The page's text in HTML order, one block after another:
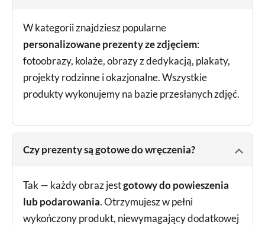
W kategorii znajdziesz popularne
personalizowane prezenty ze zdjęciem:
fotoobrazy, kolaże, obrazy z dedykacją, plakaty,
projekty rodzinne i okazjonalne. Wszystkie
produkty wykonujemy na bazie przesłanych zdjęć.
Czy prezenty są gotowe do wręczenia?
Tak — każdy obraz jestgotowy do powieszenia
lub podarowania. Otrzymujesz w pełni
wykończony produkt, niewymagający dodatkowej